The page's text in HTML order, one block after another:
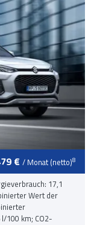
€ / Monat (netto)8
17,1
Wert der
100 km; CO2-